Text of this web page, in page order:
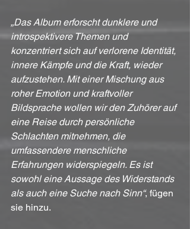
„Das Album erforscht dunklere und
introspektivere Themen und
konzentriert sich auf verlorene Identität,
innere Kämpfe und die Kraft, wieder
aufzustehen. Mit einer Mischung aus
roher Emotion und kraftvoller
Bildsprache wollen wir den Zuhörer auf
eine Reise durch persönliche
Schlachten mitnehmen, die
umfassendere menschliche
Erfahrungen widerspiegeln. Es ist
sowohl eine Aussage des Widerstands
als auch eine Suche nach Sinn“, fügen
sie hinzu.